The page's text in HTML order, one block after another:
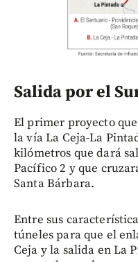
Salida por el
El primer proyecto
la vía La Ceja-La
kilómetros que dará
Pacífico 2 y que
Santa Bárbara.
Entre sus
túneles para que el
Ceja y la salida en La